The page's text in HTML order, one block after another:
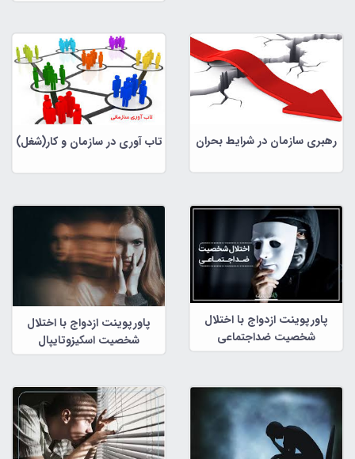
رهبری سازمان در شرایط بحران تاب آوری در سازمان و کار(شغل)
پاورپوینت ازدواج با اختلال
شخصیت ضداجتماعی
پاورپوینت ازدواج با اختلال
شخصیت اسکیزوتایپال